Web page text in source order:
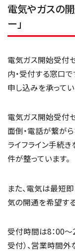
電気やガスの
ー」
電気ガス開始受付
内・受付する窓口で
申し込みを承ってい
電気ガス開始受付
面倒・電話が繋が
ライフライン手続
件が整っています。
また、電気は最短
気の開通を希望す
受付時間は8：00〜
受付）、営業時間